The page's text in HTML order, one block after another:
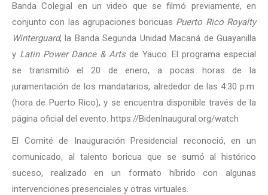
Banda Colegial en un video que se filmó previamente, en
conjunto con las agrupaciones boricuas Puerto Rico Royalty
Winterguard, la Banda Segunda Unidad Macaná de Guayanilla
y Latin Power Dance & Artsde Yauco. El programa especial
se transmitió el 20 de enero, a pocas horas de la
juramentación de los mandatarios, alrededor de las 4:30 p.m.
(hora de Puerto Rico), y se encuentra disponible través de la
página oficial del evento. https://BidenInaugural.org/watch
El Comité de Inauguración Presidencial reconoció, en un
comunicado, al talento boricua que se sumó al histórico
suceso, realizado en un formato híbrido con algunas
intervenciones presenciales y otras virtuales.